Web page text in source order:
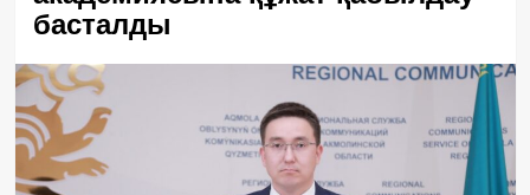
басталды